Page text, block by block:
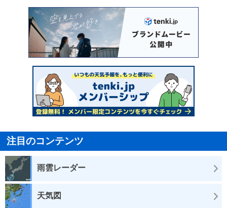
注目のコンテンツ
雨雲レーダー
天気図